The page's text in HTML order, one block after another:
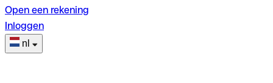
Open een rekening
Inloggen
nl